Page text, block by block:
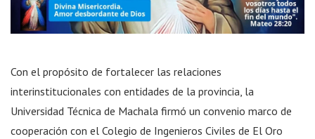
Con el propósito de fortalecer las relaciones
interinstitucionales con entidades de la provincia, la
Universidad Técnica de Machala firmó un convenio marco de
cooperación con el Colegio de Ingenieros Civiles de El Oro